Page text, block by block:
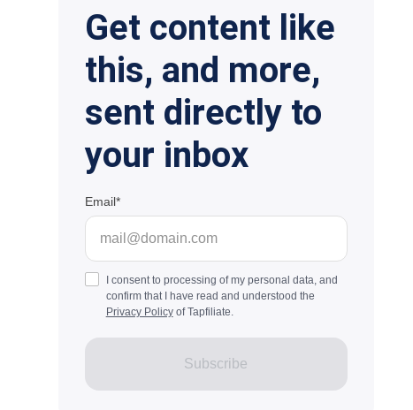
Get content like
this, and more,
sent directly to
your inbox
Email
I consent to processing of my personal data, and
confirm that I have read and understood the
Privacy Policyof Tapfiliate.
Subscribe